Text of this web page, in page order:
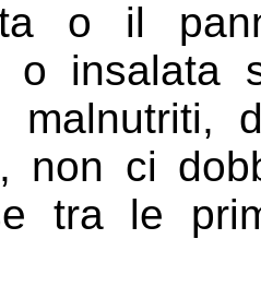
o il
o insalata
malnutriti,
non ci
tra le